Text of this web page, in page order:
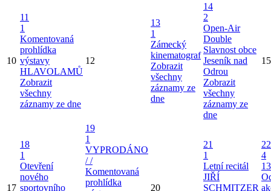
10
11
1
Komentovaná
prohlídka
výstavy
HLAVOLAMŮ
Zobrazit
všechny
záznamy ze dne
12
13
1
Zámecký
kinematograf
Zobrazit
všechny
záznamy ze
dne
14
2
Open-Air
Double
Slavnost obce
Jeseník nad
Odrou
Zobrazit
všechny
záznamy ze
dne
15
17
18
1
Otevření
nového
sportovního
19
1
VYPRODÁNO
/ /
Komentovaná
prohlídka
20
21
1
Letní recitál
JIŘÍ
SCHMITZER
22
4